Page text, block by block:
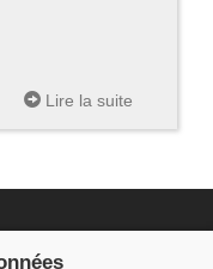
Lire la suite